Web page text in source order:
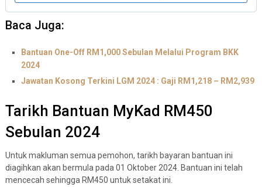
Baca Juga:
Bantuan One-Off RM1,000 Sebulan Melalui Program BKK
2024
Jawatan Kosong Terkini LGM 2024 : Gaji RM1,218 – RM2,939
Tarikh Bantuan MyKad RM450
Sebulan 2024
Untuk makluman semua pemohon, tarikh bayaran bantuan ini
diagihkan akan bermula pada 01 Oktober 2024. Bantuan ini telah
mencecah sehingga RM450 untuk setakat ini.